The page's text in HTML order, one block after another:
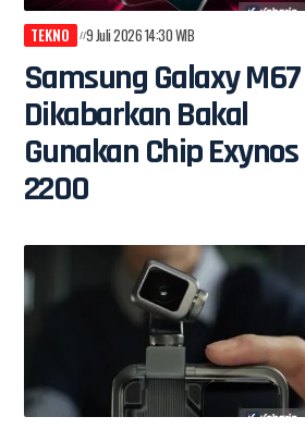
TEKNO 9 Juli 2026 14:30 WIB
Samsung Galaxy M67
Dikabarkan Bakal
Gunakan Chip Exynos
2200